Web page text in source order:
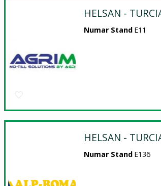
HELSAN -
Numar Stand E11
HELSAN -
Numar Stand E136